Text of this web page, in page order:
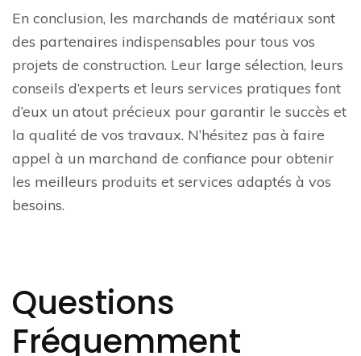
En conclusion, les marchands de matériaux sont
des partenaires indispensables pour tous vos
projets de construction. Leur large sélection, leurs
conseils d’experts et leurs services pratiques font
d’eux un atout précieux pour garantir le succès et
la qualité de vos travaux. N’hésitez pas à faire
appel à un marchand de confiance pour obtenir
les meilleurs produits et services adaptés à vos
besoins.
Questions
Fréquemment